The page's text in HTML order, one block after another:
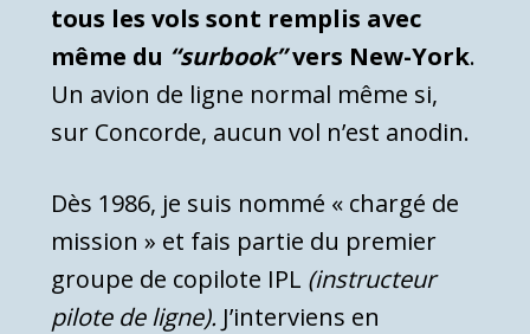
tous les vols sont remplis avec
même du “surbook”vers New-York.
Un avion de ligne normal même si,
sur Concorde, aucun vol n’est anodin.
Dès 1986, je suis nommé « chargé de
mission » et fais partie du premier
groupe de copilote IPL (instructeur
pilote de ligne). J’interviens en